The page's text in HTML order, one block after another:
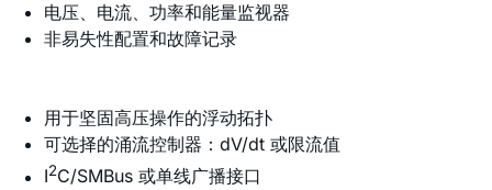
电压、电流、功率和能量监视器
非易失性配置和故障记录
用于坚固高压操作的浮动拓扑
可选择的涌流控制器：dV/dt 或限流值
I2C/SMBus 或单线广播接口